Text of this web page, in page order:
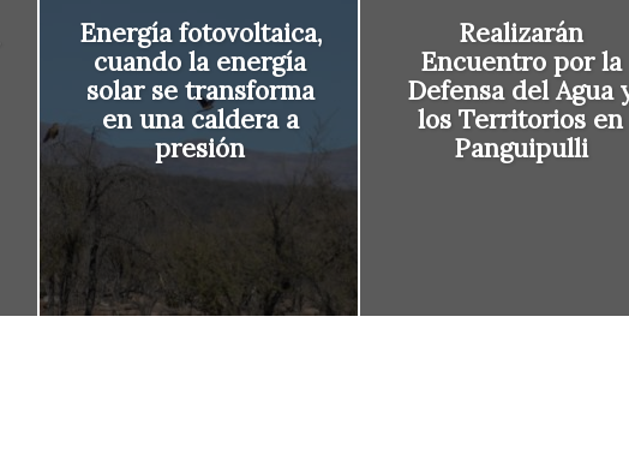
Energía fotovoltaica,
cuando la energía
solar se transforma
en una caldera a
presión
Realizarán
Encuentro por la
Defensa del Agua
los Territorios en
Panguipulli